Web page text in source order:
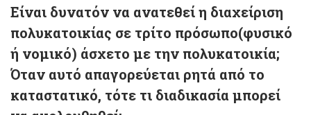
Είναι δυνατόν να ανατεθεί η διαχείριση
πολυκατοικίας σε τρίτο πρόσωπο(φυσικό
ή νομικό) άσχετο με την πολυκατοικία;
Όταν αυτό απαγορεύεται ρητά από το
καταστατικό, τότε τι διαδικασία μπορεί